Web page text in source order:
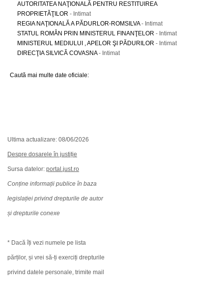
AUTORITATEA NAŢIONALĂ PENTRU RESTITUIREA
PROPRIETĂŢILOR - Intimat
REGIA NAŢIONALĂ A PĂDURLOR-ROMSILVA- Intimat
STATUL ROMÂN PRIN MINISTERUL FINANŢELOR - Intimat
MINISTERUL MEDIULUI , APELOR ŞI PĂDURILOR - Intimat
DIRECŢIA SILVICĂ COVASNA- Intimat
Caută mai multe date oficiale:
Ultima actualizare: 08/06/2026
Despre dosarele în justiție
Sursa datelor: portal.just.ro
Conține informații publice în baza
legislației privind drepturile de autor
și drepturile conexe
* Dacă îți vezi numele pe lista
părților, și vrei să-ți exerciți drepturile
privind datele personale, trimite mail